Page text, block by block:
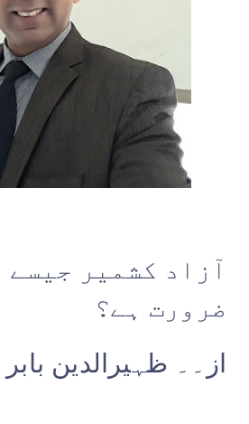
آزاد کشمیر جیسے
ضرورت ہے؟
از۔۔ ظہیرالدین بابر